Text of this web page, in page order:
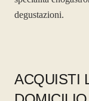
degustazioni.
ACQUISTI